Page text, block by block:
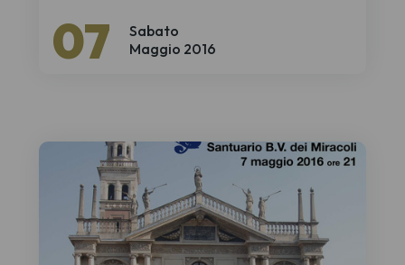
Sabato
07 Maggio 2016